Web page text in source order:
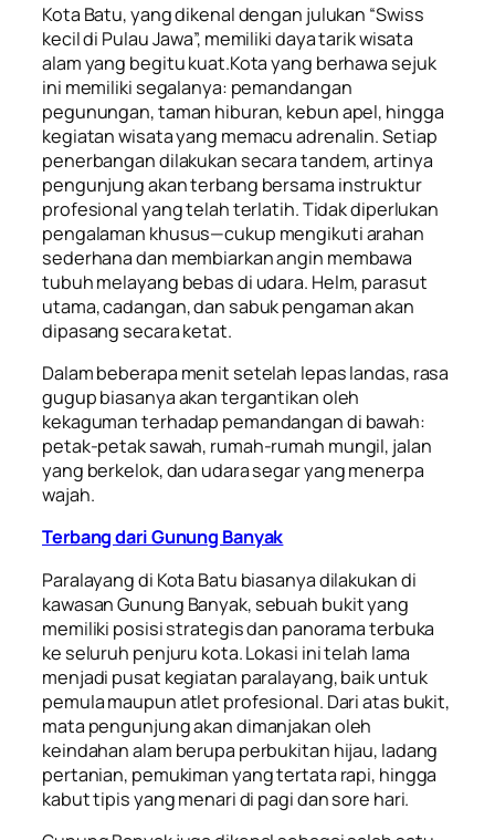
Kota Batu, yang dikenal dengan julukan “Swiss
kecil di Pulau Jawa”, memiliki daya tarik wisata
alam yang begitu kuat.Kota yang berhawa sejuk
ini memiliki segalanya: pemandangan
pegunungan, taman hiburan, kebun apel, hingga
kegiatan wisata yang memacu adrenalin. Setiap
penerbangan dilakukan secara tandem, artinya
pengunjung akan terbang bersama instruktur
profesional yang telah terlatih. Tidak diperlukan
pengalaman khusus—cukup mengikuti arahan
sederhana dan membiarkan angin membawa
tubuh melayang bebas di udara. Helm, parasut
utama, cadangan, dan sabuk pengaman akan
dipasang secara ketat.
Dalam beberapa menit setelah lepas landas, rasa
gugup biasanya akan tergantikan oleh
kekaguman terhadap pemandangan di bawah:
petak-petak sawah, rumah-rumah mungil, jalan
yang berkelok, dan udara segar yang menerpa
wajah.
Terbang dari Gunung Banyak
Paralayang di Kota Batu biasanya dilakukan di
kawasan Gunung Banyak, sebuah bukit yang
memiliki posisi strategis dan panorama terbuka
ke seluruh penjuru kota. Lokasi ini telah lama
menjadi pusat kegiatan paralayang, baik untuk
pemula maupun atlet profesional. Dari atas bukit,
mata pengunjung akan dimanjakan oleh
keindahan alam berupa perbukitan hijau, ladang
pertanian, pemukiman yang tertata rapi, hingga
kabut tipis yang menari di pagi dan sore hari.